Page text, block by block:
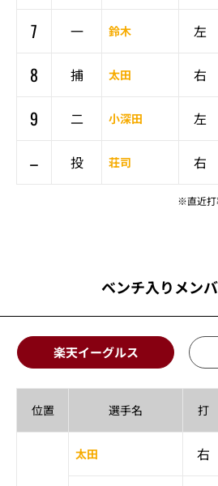
7
一 鈴木 左
8
捕 太田 右
9
二 小深田 左
–
投 荘司 右
※直近打
ベンチ入りメン
楽天イーグルス
位置 選手名 打
太田 右